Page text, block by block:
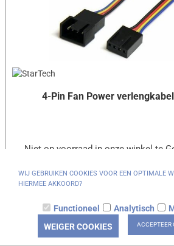
4-Pin Fan Power
Niet op voorraad in onze winkel te
WIJ GEBRUIKEN COOKIES VOOR EEN OPTIMALE
HIERMEE AKKOORD?
Functioneel Analytisch
ACCEPTEER
WEIGER COOKIES